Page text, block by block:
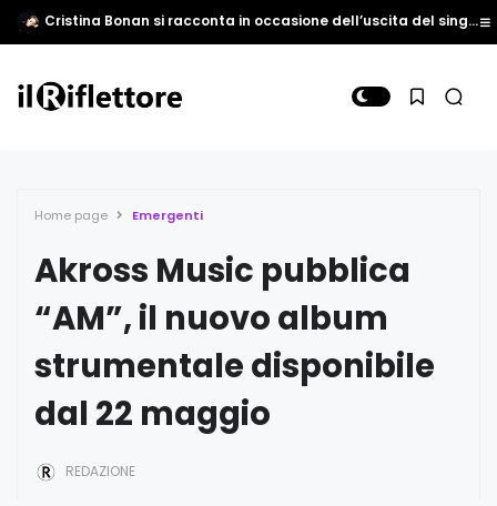
Cristina Bonan si racconta in occasione dell’uscita del singolo “Come vedi tu”
Home page Emergenti
Akross Music pubblica
“AM”, il nuovo album
strumentale disponibile
dal 22 maggio
REDAZIONE